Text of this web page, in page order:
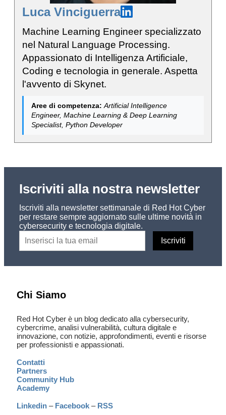
Luca Vinciguerra
Machine Learning Engineer specializzato
nel Natural Language Processing.
Appassionato di Intelligenza Artificiale,
Coding e tecnologia in generale. Aspetta
l'avvento di Skynet.
Aree di competenza: Artificial Intelligence
Engineer, Machine Learning & Deep Learning
Specialist, Python Developer
Iscriviti alla nostra newsletter
Iscriviti alla newsletter settimanale di Red Hot Cyber
per restare sempre aggiornato sulle ultime novità in
cybersecurity e tecnologia digitale.
Chi Siamo
Red Hot Cyber è un blog dedicato alla cybersecurity,
cybercrime, analisi vulnerabilità, cultura digitale e
innovazione, con notizie, approfondimenti, eventi e risorse
per professionisti e appassionati.
Contatti
Partners
Community Hub
Academy
Linkedin – Facebook – RSS